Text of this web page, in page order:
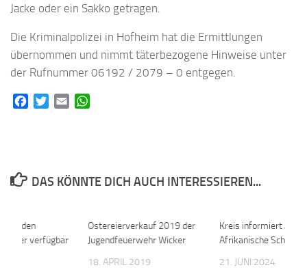
Jacke oder ein Sakko getragen.
Die Kriminalpolizei in Hofheim hat die Ermittlungen
übernommen und nimmt täterbezogene Hinweise unter
der Rufnummer 06192 / 2079 – 0 entgegen.
FacebookTwitterEmail
DAS KÖNNTE DICH AUCH INTERESSIEREN...
Ostereierverkauf 2019 der
Jugendfeuerwehr Wicker
18. APRIL 2019
Kreis informiert rund
Afrikanische
21. JUNI 2024
auf den
verfügbar